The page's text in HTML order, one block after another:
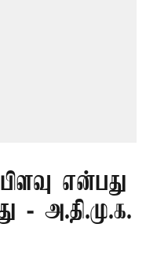
என்பது
- அ.தி.மு.க.